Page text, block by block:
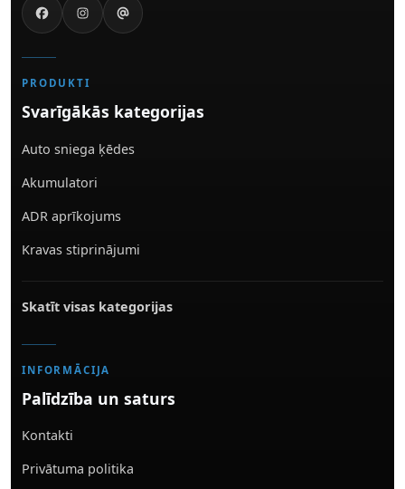
PRODUKTI
Svarīgākās kategorijas
Auto sniega ķēdes
Akumulatori
ADR aprīkojums
Kravas stiprinājumi
Skatīt visas kategorijas
INFORMĀCIJA
Palīdzība un saturs
Kontakti
Privātuma politika